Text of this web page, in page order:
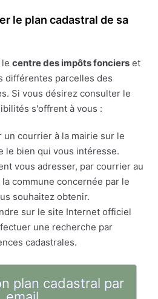
le plan cadastral de sa
centre des impôts fonciers et
différentes parcelles des
Si vous désirez consulter le
s'offrent à vous :
un courrier à la mairie sur le
le bien qui vous intéresse.
vous adresser, par courrier au
commune concernée par le
souhaitez obtenir.
sur le site Internet officiel
une recherche par
cadastrales.
plan cadastral par